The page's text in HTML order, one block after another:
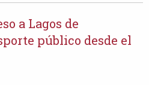
a Lagos de
público desde el